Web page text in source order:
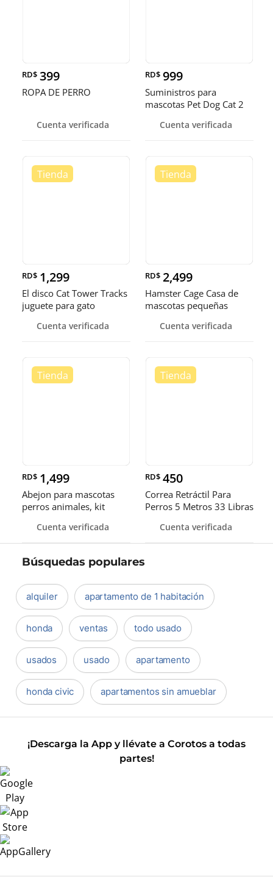
RD$ 399
ROPA DE PERRO
Cuenta verificada
RD$ 999
Suministros para
mascotas Pet Dog Cat 2
automático
Cuenta verificada
RD$ 1,299
El disco Cat Tower Tracks
juguete para gato
Cuenta verificada
RD$ 2,499
Hamster Cage Casa de
mascotas pequeñas
Cuenta verificada
RD$ 1,499
Abejon para mascotas
perros animales, kit
Cuenta verificada
RD$ 450
Correa Retráctil Para
Perros 5 Metros 33 Libras
Cuenta verificada
Búsquedas populares
alquiler apartamento de 1 habitación
honda ventas todo usado
usados usado apartamento
honda civic apartamentos sin amueblar
¡Descarga la App y llévate a Corotos a todas
partes!